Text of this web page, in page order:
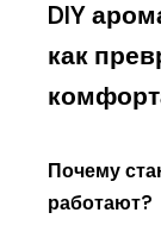
DIY
как
Почему
работают?